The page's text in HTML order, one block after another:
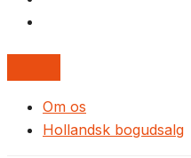
Om os
Hollandsk bogudsalg